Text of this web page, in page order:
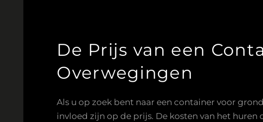
De Prijs van een
Overwegingen
Als u op zoek bent naar een container voor
invloed zijn op de prijs. De kosten van het